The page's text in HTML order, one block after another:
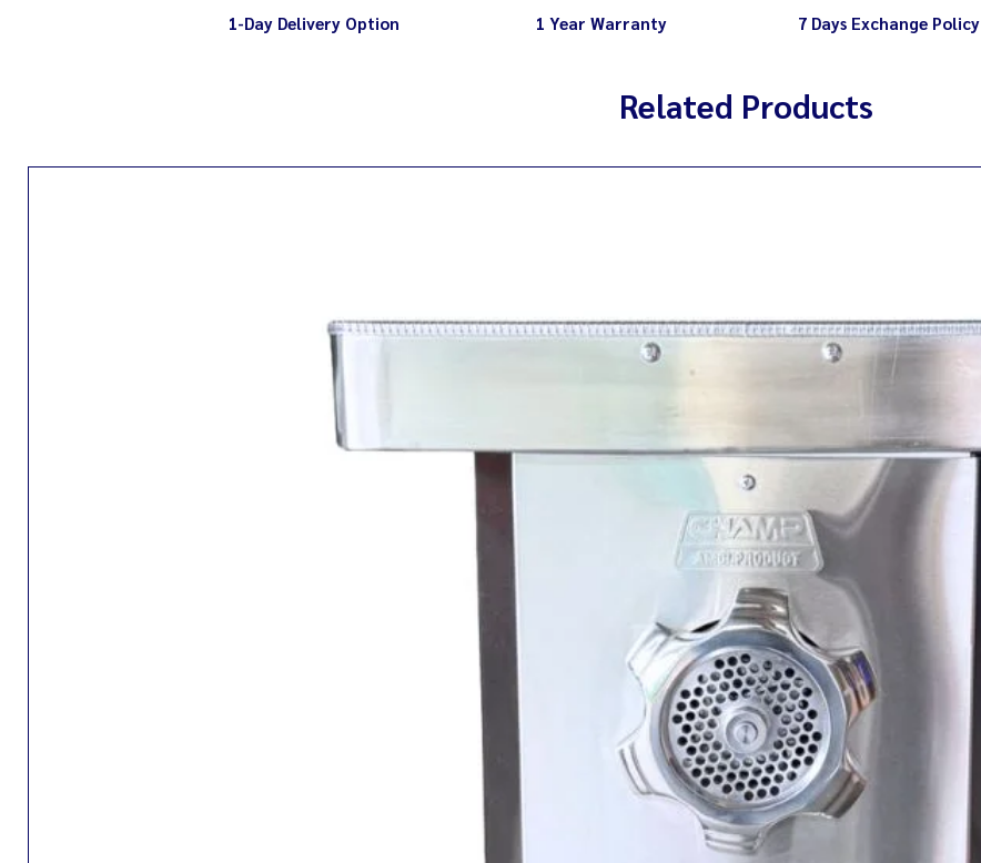
1-Day Delivery Option 1 Year Warranty 7 Days Exchange Policy
Related Products